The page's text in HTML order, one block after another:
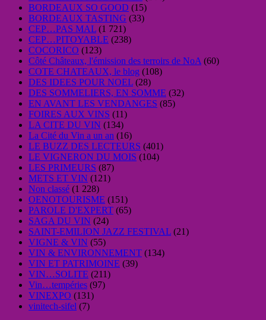
BORDEAUX SO GOOD (15)
BORDEAUX TASTING (33)
CEP…PAS MAL (1 721)
CEP…PITOYABLE (238)
COCORICO (123)
Côté Châteaux, l'émission des terroirs de NoA (60)
COTE CHATEAUX, le blog (108)
DES IDEES POUR NOEL (28)
DES SOMMELIERS, EN SOMME (32)
EN AVANT LES VENDANGES (85)
FOIRES AUX VINS (11)
LA CITE DU VIN (134)
La Cité du Vin a un an (16)
LE BUZZ DES LECTEURS (401)
LE VIGNERON DU MOIS (104)
LES PRIMEURS (87)
METS ET VIN (121)
Non classé (1 228)
OENOTOURISME (151)
PAROLE D'EXPERT (65)
SAGA DU VIN (24)
SAINT-EMILION JAZZ FESTIVAL (21)
VIGNE & VIN (55)
VIN & ENVIRONNEMENT (134)
VIN ET PATRIMOINE (39)
VIN…SOLITE (211)
Vin…tempéries (97)
VINEXPO (131)
vinitech-sifel (7)